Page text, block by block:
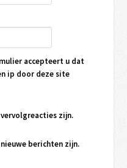
accepteert u dat
ip door deze site
zijn.
berichten zijn.